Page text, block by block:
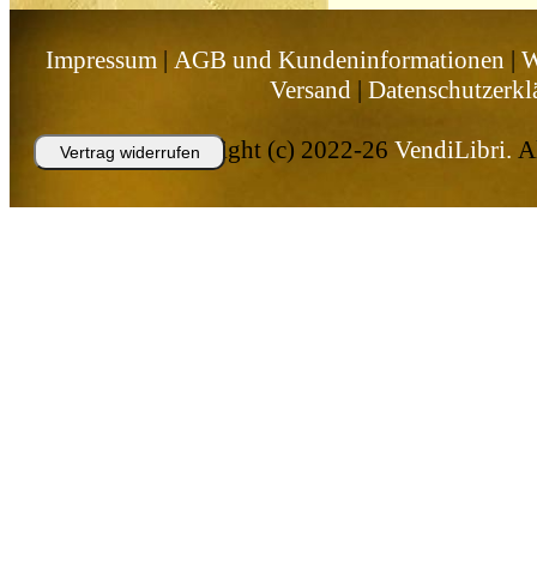
Impressum| AGB und Kundeninformationen|
Versand |
Copyright (c) 2022-26 VendiLibri.
Vertrag widerrufen